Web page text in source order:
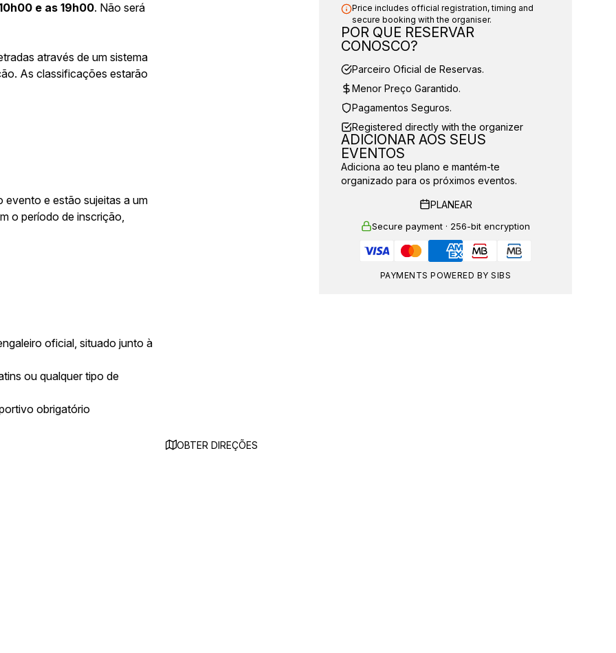
e as 19h00. Não será
através de um sistema
As classificações estarão
evento e estão sujeitas a um
o período de inscrição,
oficial, situado junto à
ou qualquer tipo de
obrigatório
OBTER DIREÇÕES
Price includes official registration, timing and
secure booking with the organiser.
POR QUE RESERVAR
CONOSCO?
Parceiro Oficial de Reservas.
Menor Preço Garantido.
Pagamentos Seguros.
Registered directly with the organizer
ADICIONAR AOS SEUS
EVENTOS
Adiciona ao teu plano e mantém-te
organizado para os próximos eventos.
PLANEAR
Secure payment · 256-bit encryption
PAYMENTS POWERED BY SIBS